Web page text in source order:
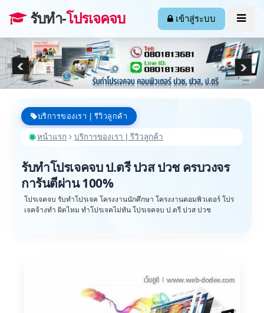
รับทำ-โปรเจคจบ เข้าสู่ระบบ
บริการของเรา | รีวิวลูกค้า
หน้าแรก บริการของเรา | รีวิวลูกค้า
รับทำโปรเจคจบ ป.ตรี ปวส ปวช ครบวงจร
การันตีผ่าน 100%
โปรเจคจบ รับทำโปรเจค โครงงานนักศึกษา โครงงานคอมพิวเตอร์ โปร
เจคจ้างทำ ผิดไหม ทำโปรเจคไม่ทัน โปรเจคจบ ป.ตรี ปวส ปวช